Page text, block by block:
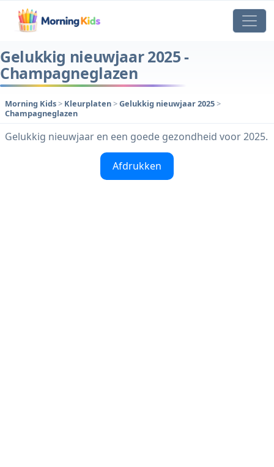
Gelukkig nieuwjaar 2025 -
Champagneglazen
Morning Kids> Kleurplaten>Gelukkig nieuwjaar 2025>
Champagneglazen
Gelukkig nieuwjaar en een goede gezondheid voor 2025.
Afdrukken